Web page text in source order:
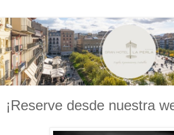
¡Reserve desde nuestra